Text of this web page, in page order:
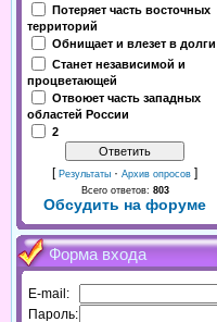
Потеряет часть восточных
территорий
Обнищает и влезет в долги
Станет независимой и
процветающей
Отвоюет часть западных
областей России
2
[ Результаты · Архив опросов ]
Всего ответов: 803
Обсудить на форуме
Форма входа
E-mail:
Пароль: